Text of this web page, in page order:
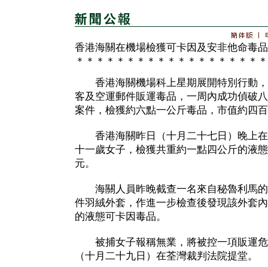
香港海關在機場檢獲可卡因及安非他命毒
＊＊＊＊＊＊＊＊＊＊＊＊＊＊＊＊＊＊
香港海關機場科上星期展開特別行動，
客及空運郵件販運毒品，一周內成功偵破
案件，檢獲約六點一公斤毒品，市值約四
香港海關昨日（十月二十七日）晚上在
十一歲女子，檢獲共重約一點四公斤的液
元。
海關人員昨晚截查一名來自秘魯利馬的
件羽絨外套，作進一步檢查後發現該外套
的液態可卡因毒品。
被捕女子報稱無業，將被控一項販運危
（十月二十九日）在荃灣裁判法院提堂。